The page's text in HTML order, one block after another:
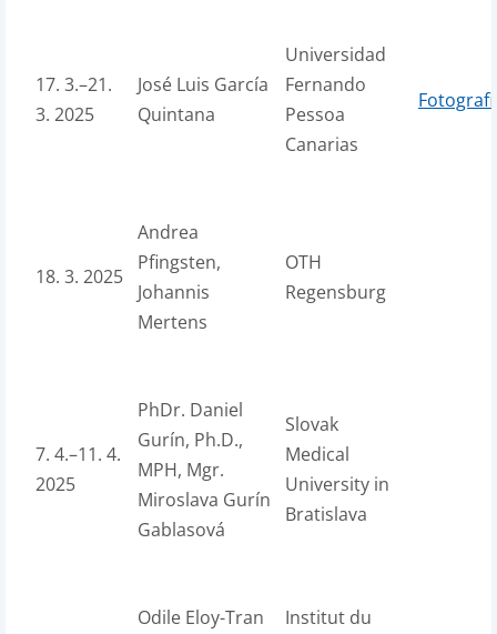
17. 3.–21.
3. 2025
José Luis García
Quintana
Universidad
Fernando
Pessoa
Canarias
18. 3. 2025
Andrea
Pfingsten,
Johannis
Mertens
OTH
Regensburg
7. 4.–11. 4.
2025
PhDr. Daniel
Gurín, Ph.D.,
MPH, Mgr.
Miroslava Gurín
Gablasová
Slovak
Medical
University in
Bratislava
Odile Eloy-Tran
Institut du